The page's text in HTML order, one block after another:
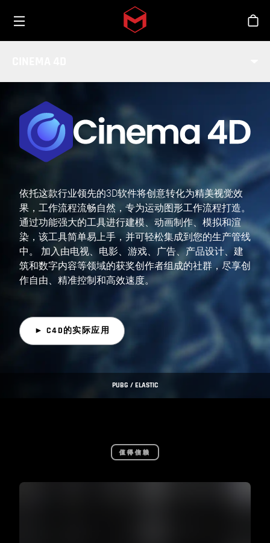
Skip to main content
商
PUBG / ELASTIC
依托这款行业领先的3D软件将创意转化为精美视觉效
果，工作流程流畅自然，专为运动图形工作流程打造。
通过功能强大的工具进行建模、动画制作、模拟和渲
染，该工具简单易上手，并可轻松集成到您的生产管线
中。 加入由电视、电影、游戏、广告、产品设计、建
筑和数字内容等领域的获奖创作者组成的社群，尽享创
作自由、精准控制和高效速度。
► C4D的实际应用
值得信赖